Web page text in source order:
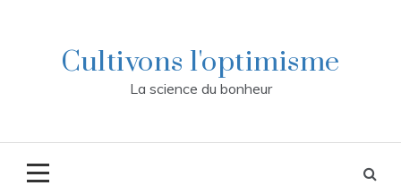
Cultivons l'optimisme
La science du bonheur